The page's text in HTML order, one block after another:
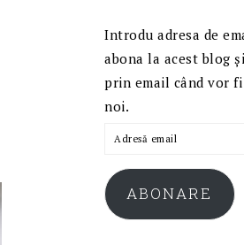
Introdu adresa de
abona la acest blog
prin email când vor
noi.
Adresă
ABONARE